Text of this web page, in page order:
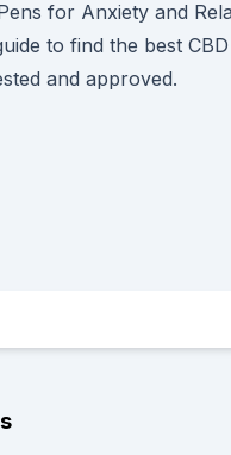
for Anxiety and
to find the best
and approved.